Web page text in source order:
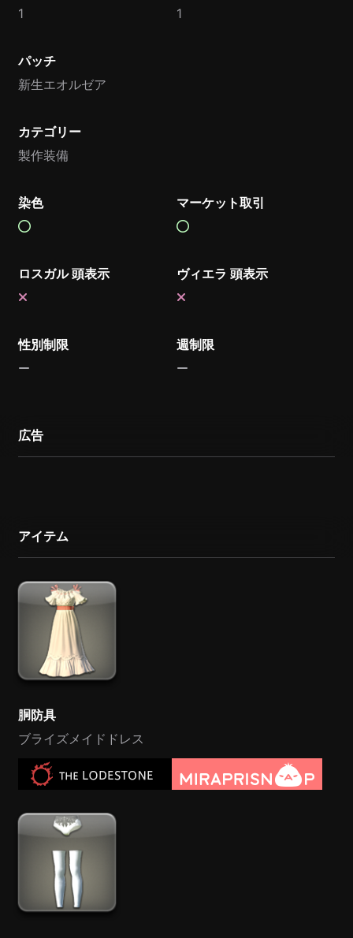
1 1
パッチ
新生エオルゼア
カテゴリー
製作装備
染色 マーケット取引
ロスガル 頭表示 ヴィエラ 頭表示
性別制限 週制限
広告
アイテム
胴防具
ブライズメイドドレス